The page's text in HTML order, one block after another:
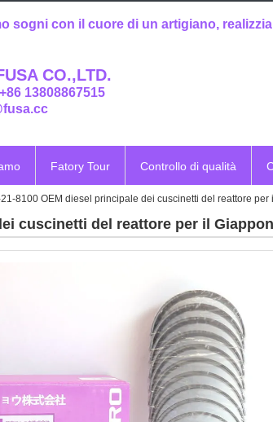
sogni con il cuore di un artigiano,
CO.,LTD.
13808867515
Fatory Tour Controllo di qualità
8100 OEM diesel principale dei cuscinetti del reattore per
cuscinetti del reattore per il